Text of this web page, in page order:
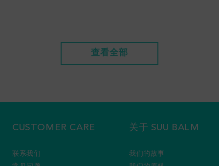
查看全部
CUSTOMER CARE
联系我们
关于 SUU BALM
我们的故事